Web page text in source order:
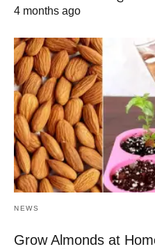
4 months ago
NEWS
Grow Almonds at